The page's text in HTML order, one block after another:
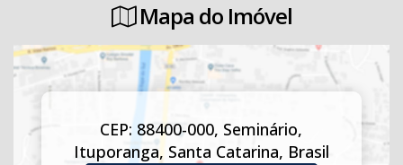
Mapa do Imóvel
CEP: 88400-000, Seminário,
Ituporanga, Santa Catarina, Brasil